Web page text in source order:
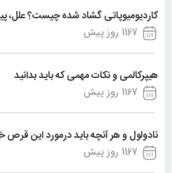
کاردیومیوپاتی گشاد شده چیست؟ علل،
1167 روز پیش
هیپرکالمی و نکات مهمی که باید بدانید
1167 روز پیش
نادولول و هر آنچه باید درمورد این قرص
1167 روز پیش